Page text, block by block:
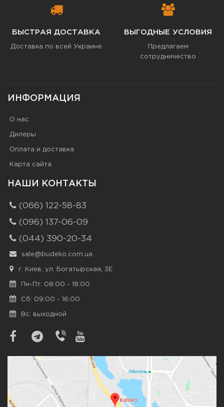
БЫСТРАЯ ДОСТАВКА
Доставка по всей Украине
ВЫГОДНЫЕ УСЛОВИЯ
Предлагаем
сотрудничество
ИНФОРМАЦИЯ
О нас
Дилеры
Оплата и доставка
Карта сайта
НАШИ КОНТАКТЫ
(066) 122-58-83
(096) 137-06-09
(044) 390-20-34
sale@budeko.com.ua
г. Киев, ул. Богатырская, 3Е
Пн-Пт: 08:00 - 18:00
Сб: 09:00 - 16:00
Вс: выходной